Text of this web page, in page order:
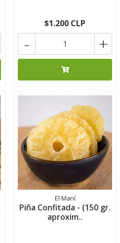
$1.200 CLP
+
-
El Maní
Piña Confitada - (150 gr.
aproxim..